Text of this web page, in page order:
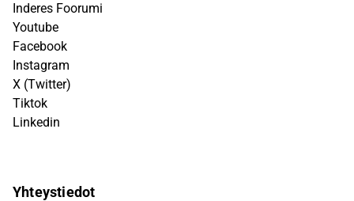
Inderes Foorumi
Youtube
Facebook
Instagram
X (Twitter)
Tiktok
Linkedin
Yhteystiedot